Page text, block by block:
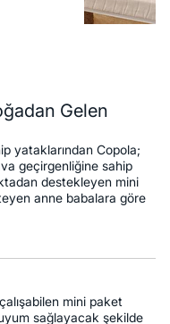
Gelen
yataklarından Copola;
geçirgenliğine sahip
destekleyen mini
anne babalara göre
mini paket
sağlayacak şekilde